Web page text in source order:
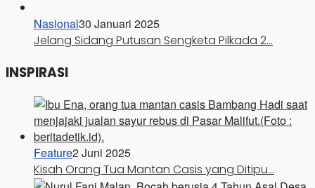
Nasional30 Januari 2025
Jelang Sidang Putusan Sengketa Pilkada 2…
INSPIRASI
Feature2 Juni 2025
Kisah Orang Tua Mantan Casis yang Ditipu…